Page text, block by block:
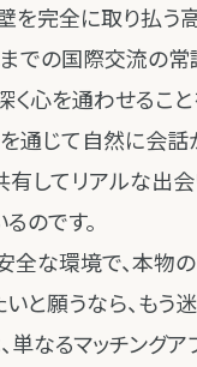
を完全に取り払
での国際交流の常
く心を通わせるこ
通じて自然に会話
してリアルな出
のです。
全な環境で、本物の
と願うなら、もう
単なるマッチングア